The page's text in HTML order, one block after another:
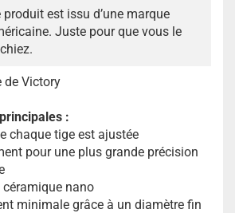
produit est issu d’une marque
Juste pour que vous le
de Victory
:
chaque tige est ajustée
pour une plus grande précision
céramique nano
minimale grâce à un diamètre fin